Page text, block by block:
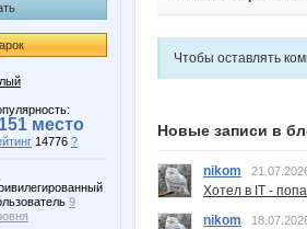
место
14776 ?
9
Чтобы оставлять
Новые записи в
nikom
Хотел в IT -
nikom